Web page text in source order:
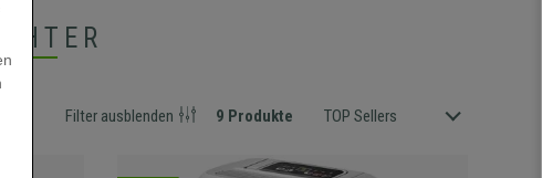
Filter ausblenden 9 Produkte TOP Sellers